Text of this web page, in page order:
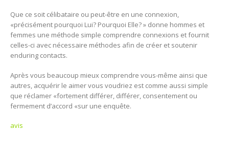
Que ce soit célibataire ou peut-être en une connexion,
«précisément pourquoi Lui? Pourquoi Elle? » donne hommes et
femmes une méthode simple comprendre connexions et fournit
celles-ci avec nécessaire méthodes afin de créer et soutenir
enduring contacts.
Après vous beaucoup mieux comprendre vous-même ainsi que
autres, acquérir le aimer vous voudriez est comme aussi simple
que réclamer «fortement différer, différer, consentement ou
fermement d’accord «sur une enquête.
avis